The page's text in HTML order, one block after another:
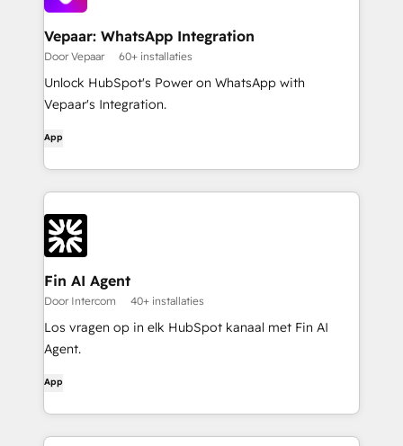
Vepaar: WhatsApp Integration
Door Vepaar 60+ installaties
Unlock HubSpot's Power on WhatsApp with
Vepaar's Integration.
App
Fin AI Agent
Door Intercom 40+ installaties
Los vragen op in elk HubSpot kanaal met Fin AI
Agent.
App